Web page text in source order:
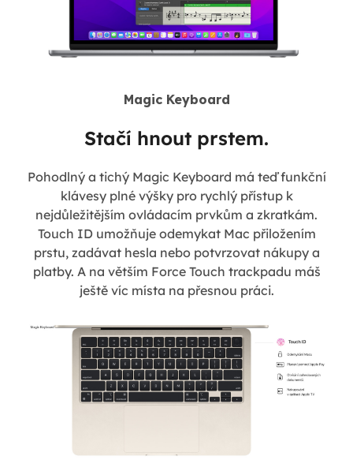
Magic Keyboard
Stačí hnout prstem.
Pohodlný a tichý Magic Keyboard má teď funkční
klávesy plné výšky pro rychlý přístup k
nejdůležitějším ovládacím prvkům a zkratkám.
Touch ID umožňuje odemykat Mac přiložením
prstu, zadávat hesla nebo potvrzovat nákupy a
platby. A na větším Force Touch trackpadu máš
ještě víc místa na přesnou práci.